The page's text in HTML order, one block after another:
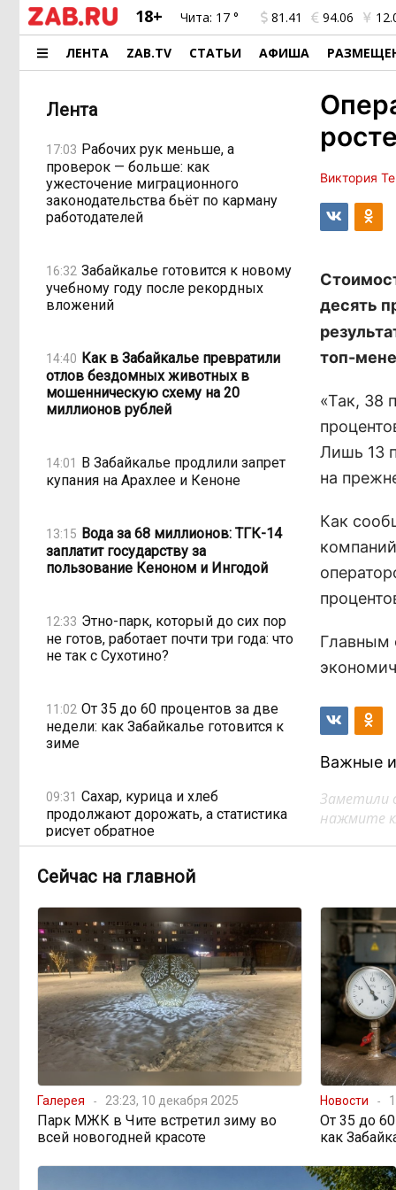
18+ Чита: 17 ° 81.41 94.06
ЛЕНТА ZAB.TV СТАТЬИ АФИША
Лента
17:03 Рабочих рук меньше, а
проверок — больше: как
ужесточение миграционного
законодательства бьёт по карману
работодателей
16:32 Забайкалье готовится к новому
учебному году после рекордных
вложений
14:40 Как в Забайкалье превратили
отлов бездомных животных в
мошенническую схему на 20
миллионов рублей
14:01 В Забайкалье продлили запрет
купания на Арахлее и Кеноне
13:15 Вода за 68 миллионов: ТГК-14
заплатит государству за
пользование Кеноном и Ингодой
12:33 Этно-парк, который до сих пор
не готов, работает почти три года: что
не так с Сухотино?
11:02 От 35 до 60 процентов за две
недели: как Забайкалье готовится к
зиме
09:31 Сахар, курица и хлеб
продолжают дорожать, а статистика
рисует обратное
08:01 Забайкалье строит дамбы
застали врасплох
18:01, Вчера Погодные качели в
Забайкалье: прогноз синоптиков на
ближайшие выходные
16:58, Вчера Консультанты
возглавили рейтинг самых
высокооплачиваемых подработок
за смену в ДФО
15:02, Вчера
«Ждать некогда»:
Виктория
десять
топ-
«Так, 38
Лишь 13
на
Как
Главным
Важные
Заметили
нажмите
Сейчас на главной
Галерея 23:23, 10 декабря 2025
Парк МЖК в Чите встретил зиму во
всей новогодней красоте
Новости
От 35 до
как